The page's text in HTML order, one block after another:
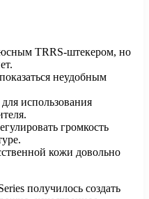
TRRS-штекером, но
неудобным
использования
громкость
кожи довольно
получилось создать